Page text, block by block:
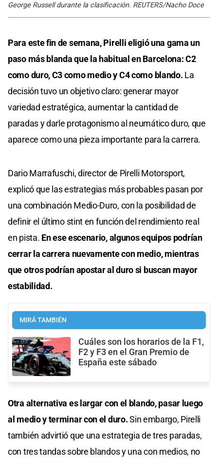
George Russell durante la clasificación. REUTERS/Nacho Doce
Para este fin de semana, Pirelli eligió una gama un
paso más blanda que la habitual en Barcelona: C2
como duro, C3 como medio y C4 como blando. La
decisión tuvo un objetivo claro: generar mayor
variedad estratégica, aumentar la cantidad de
paradas y darle protagonismo al neumático duro, que
aparece como una pieza importante para la carrera.
Dario Marrafuschi, director de Pirelli Motorsport,
explicó que las estrategias más probables pasan por
una combinación Medio-Duro, con la posibilidad de
definir el último stint en función del rendimiento real
en pista. En ese escenario, algunos equipos podrían
cerrar la carrera nuevamente con medio, mientras
que otros podrían apostar al duro si buscan mayor
estabilidad.
MIRÁ TAMBIÉN
Cuáles son los horarios de la F1,
F2 y F3 en el Gran Premio de
España este sábado
Otra alternativa es largar con el blando, pasar luego
al medio y terminar con el duro.Sin embargo, Pirelli
también advirtió que una estrategia de tres paradas,
con tres tandas sobre blandos y una con medios, no